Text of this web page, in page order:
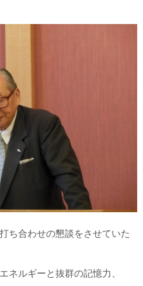
ち合わせの懇談をさせていた
ネルギーと抜群の記憶力、